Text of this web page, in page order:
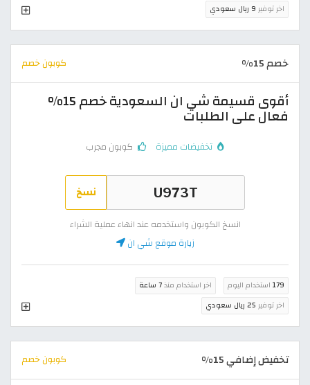
اخر توفير 9 ريال سعودي
خصم 15% كوبون خصم
أقوى قسيمة شي ان السعودية خصم 15%
فعال على الطلبات
تخفيضات مميزة كوبون مجرب
نسخ
انسخ الكوبون واستخدمه عند انهاء عملية الشراء
زيارة موقع شي ان
179 استخدام اليوم اخر استخدام منذ7 ساعة
اخر توفير 25 ريال سعودي
تخفيض إضافي 15% كوبون خصم